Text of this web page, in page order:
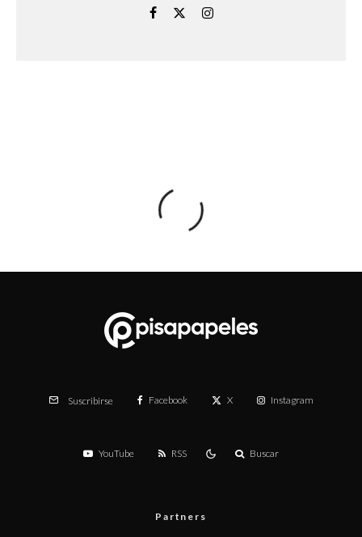
Suscribirse Facebook X Instagram
YouTube RSS Buscar
Partners